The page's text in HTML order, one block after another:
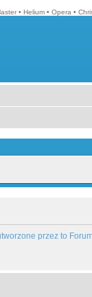
• Helium • Opera •
przez to